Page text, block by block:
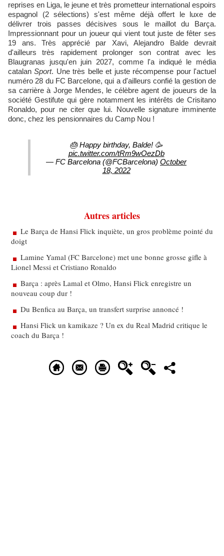
reprises en Liga, le jeune et très prometteur international espoirs
espagnol (2 sélections) s'est même déjà offert le luxe de
délivrer trois passes décisives sous le maillot du Barça.
Impressionnant pour un joueur qui vient tout juste de fêter ses
19 ans. Très apprécié par Xavi, Alejandro Balde devrait
d'ailleurs très rapidement prolonger son contrat avec les
Blaugranas jusqu'en juin 2027, comme l'a indiqué le média
catalanSport. Une très belle et juste récompense pour l'actuel
numéro 28 du FC Barcelone, qui a d'ailleurs confié la gestion de
sa carrière à Jorge Mendes, le célèbre agent de joueurs de la
société Gestifute qui gère notamment les intérêts de Crisitano
Ronaldo, pour ne citer que lui. Nouvelle signature imminente
donc, chez les pensionnaires du Camp Nou !
🎂 Happy birthday, Balde! 🥳
pic.twitter.com/tRm9wOezDb
— FC Barcelona (@FCBarcelona) October
18, 2022
Autres articles
Le Barça de Hansi Flick inquiète, un gros problème pointé du
doigt
Lamine Yamal (FC Barcelone) met une bonne grosse gifle à
Lionel Messi et Cristiano Ronaldo
Barça : après Lamal et Olmo, Hansi Flick enregistre un
nouveau coup dur !
Du Benfica au Barça, un transfert surprise annoncé !
Hansi Flick un kamikaze ? Un ex du Real Madrid critique le
coach du Barça !